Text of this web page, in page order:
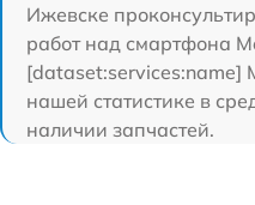
Ижевске
работ над смартфона
[dataset:services:name]
нашей статистике в
наличии запчастей.